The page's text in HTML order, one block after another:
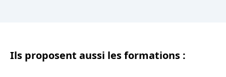
Ils proposent aussi les formations :